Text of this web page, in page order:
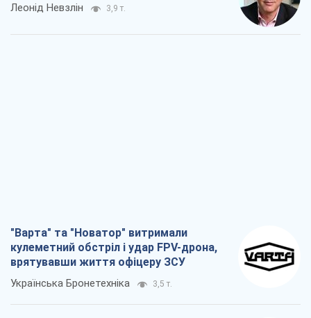
Леонід Невзлін 3,9 т.
"Варта" та "Новатор" витримали
кулеметний обстріл і удар FPV-дрона,
врятувавши життя офіцеру ЗСУ
Українська Бронетехніка 3,5 т.